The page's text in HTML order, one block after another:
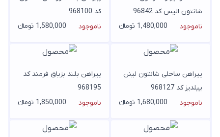
شانتون الیس کد 96842
ناموجود
1,480,000 تومانء
کد 968100
ناموجود
1,580,000 تومانء
پیراهن ساحلی شانتون لینن
ییلدیز کد 968127
ناموجود
1,680,000 تومانء
پیراهن بلند بزیاق فرمند کد
968195
ناموجود
1,850,000 تومانء